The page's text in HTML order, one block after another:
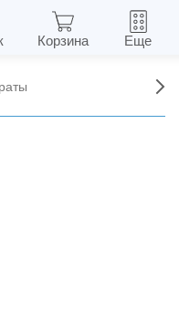
Корзина Еще